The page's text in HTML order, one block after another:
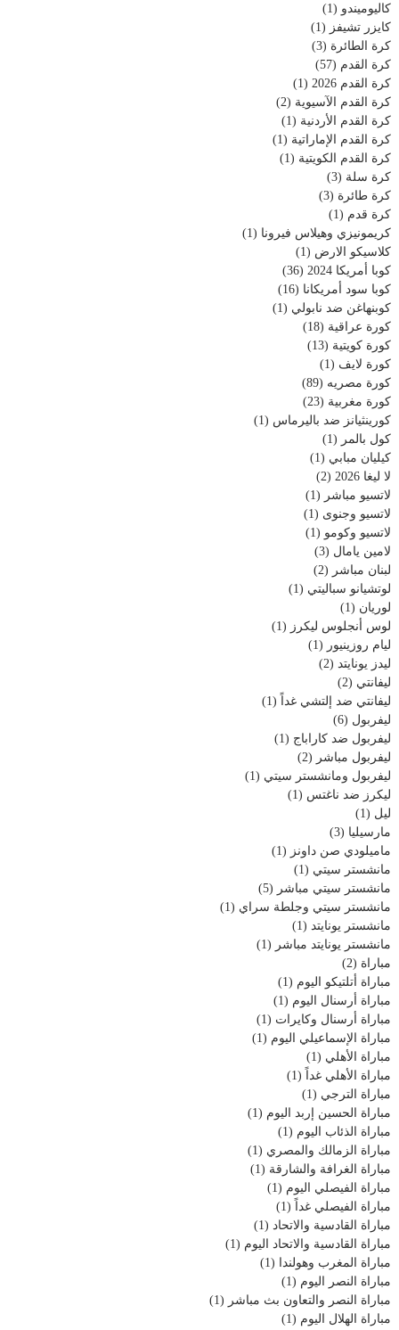
كاليوميندو (1)
كايزر تشيفز (1)
كرة الطائرة (3)
كرة القدم (57)
كرة القدم 2026
(1)
كرة القدم الآسيوية (2)
كرة القدم الأردنية (1)
كرة القدم الإماراتية (1)
كرة القدم الكويتية (1)
كرة سلة (3)
كرة طائرة (3)
كرة قدم (1)
كريمونيزي وهيلاس فيرونا (1)
كلاسيكو الارض (1)
كوبا أمريكا 2024
(36)
كوبا سود أمريكانا (16)
كوبنهاغن ضد نابولي (1)
كورة عراقية (18)
كورة كويتية (13)
كورة لايف (1)
كورة مصريه (89)
كورة مغربية (23)
كورينثيانز ضد باليرماس (1)
كول بالمر (1)
كيليان مبابي (1)
لا ليغا 2026
(2)
لاتسيو مباشر (1)
لاتسيو وجنوى (1)
لاتسيو وكومو (1)
لامين يامال (3)
لبنان مباشر (2)
لوتشيانو سباليتي (1)
لوريان (1)
لوس أنجلوس ليكرز (1)
ليام روزينيور (1)
ليدز يونايتد (2)
ليفانتي (2)
ليفانتي ضد إلتشي غداً (1)
ليفربول (6)
ليفربول ضد كاراباج (1)
ليفربول مباشر (2)
ليفربول ومانشستر سيتي (1)
ليكرز ضد ناغتس (1)
ليل (1)
مارسيليا (3)
ماميلودي صن داونز (1)
مانشستر سيتي (1)
مانشستر سيتي مباشر (5)
مانشستر سيتي وجلطة سراي (1)
مانشستر يونايتد (1)
مانشستر يونايتد مباشر (1)
مباراة (2)
مباراة أتلتيكو اليوم (1)
مباراة أرسنال اليوم (1)
مباراة أرسنال وكايرات (1)
مباراة الإسماعيلي اليوم (1)
مباراة الأهلي (1)
مباراة الأهلي غداً (1)
مباراة الترجي (1)
مباراة الحسين إربد اليوم (1)
مباراة الذئاب اليوم (1)
مباراة الزمالك والمصري (1)
مباراة الغرافة والشارقة (1)
مباراة الفيصلي اليوم (1)
مباراة الفيصلي غداً (1)
مباراة القادسية والاتحاد (1)
مباراة القادسية والاتحاد اليوم (1)
مباراة المغرب وهولندا (1)
مباراة النصر اليوم (1)
مباراة النصر والتعاون بث مباشر (1)
مباراة الهلال اليوم (1)